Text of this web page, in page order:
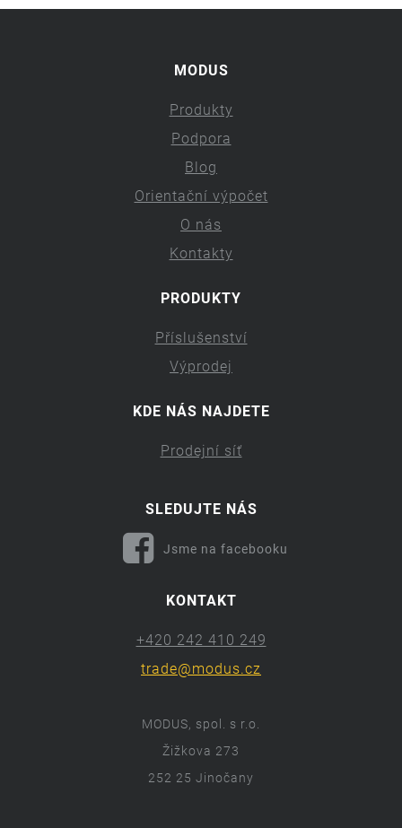
MODUS
Produkty
Podpora
Blog
Orientační výpočet
O nás
Kontakty
PRODUKTY
Příslušenství
Výprodej
KDE NÁS NAJDETE
Prodejní síť
SLEDUJTE NÁS
Jsme na facebooku
KONTAKT
+420 242 410 249
trade@modus.cz
MODUS, spol. s r.o.
Žižkova 273
252 25 Jinočany